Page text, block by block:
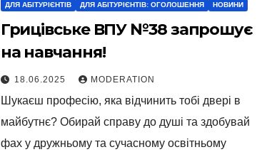
ДЛЯ АБІТУРІЄНТІВ ДЛЯ АБІТУРІЄНТІВ: ОГОЛОШЕННЯ НОВИНИ
Грицівське ВПУ №38 запрошує
на навчання!
18.06.2025 MODERATION
Шукаєш професію, яка відчинить тобі двері в
майбутнє? Обирай справу до душі та здобувай
фах у дружньому та сучасному освітньому